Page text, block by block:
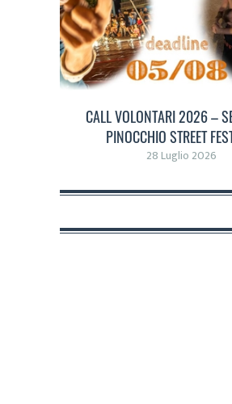
CALL VOLONTARI 2026 –
PINOCCHIO STREET
28 Luglio 2026